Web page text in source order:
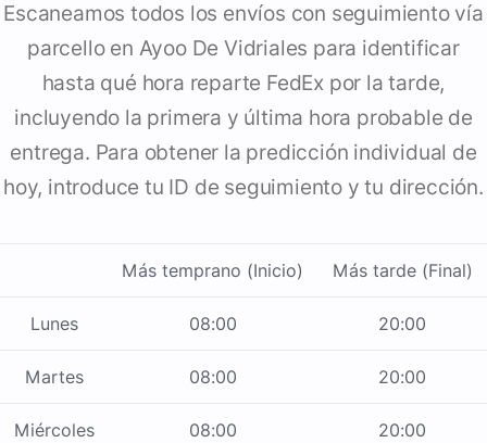
Escaneamos todos los envíos con seguimiento vía
parcello en Ayoo De Vidriales para identificar
hasta qué hora reparte FedEx por la tarde,
incluyendo la primera y última hora probable de
entrega. Para obtener la predicción individual de
hoy, introduce tu ID de seguimiento y tu dirección.
Más temprano (Inicio) Más tarde (Final)
Lunes 08:00 20:00
Martes 08:00 20:00
Miércoles 08:00 20:00